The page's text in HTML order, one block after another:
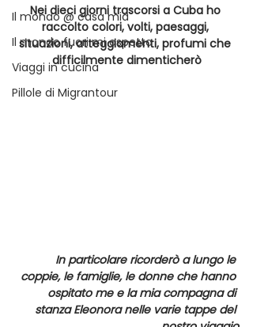
Il mondo @ casa mia
Il mondo fuori mi aspetta
Viaggi in cucina
Pillole di Migrantour
Nei dieci giorni trascorsi a Cuba ho
raccolto colori, volti, paesaggi,
situazioni, atteggiamenti, profumi che
difficilmente dimenticherò
In particolare ricorderò a lungo le
coppie, le famiglie, le donne che hanno
ospitato me e la mia compagna di
stanza Eleonora nelle varie tappe del